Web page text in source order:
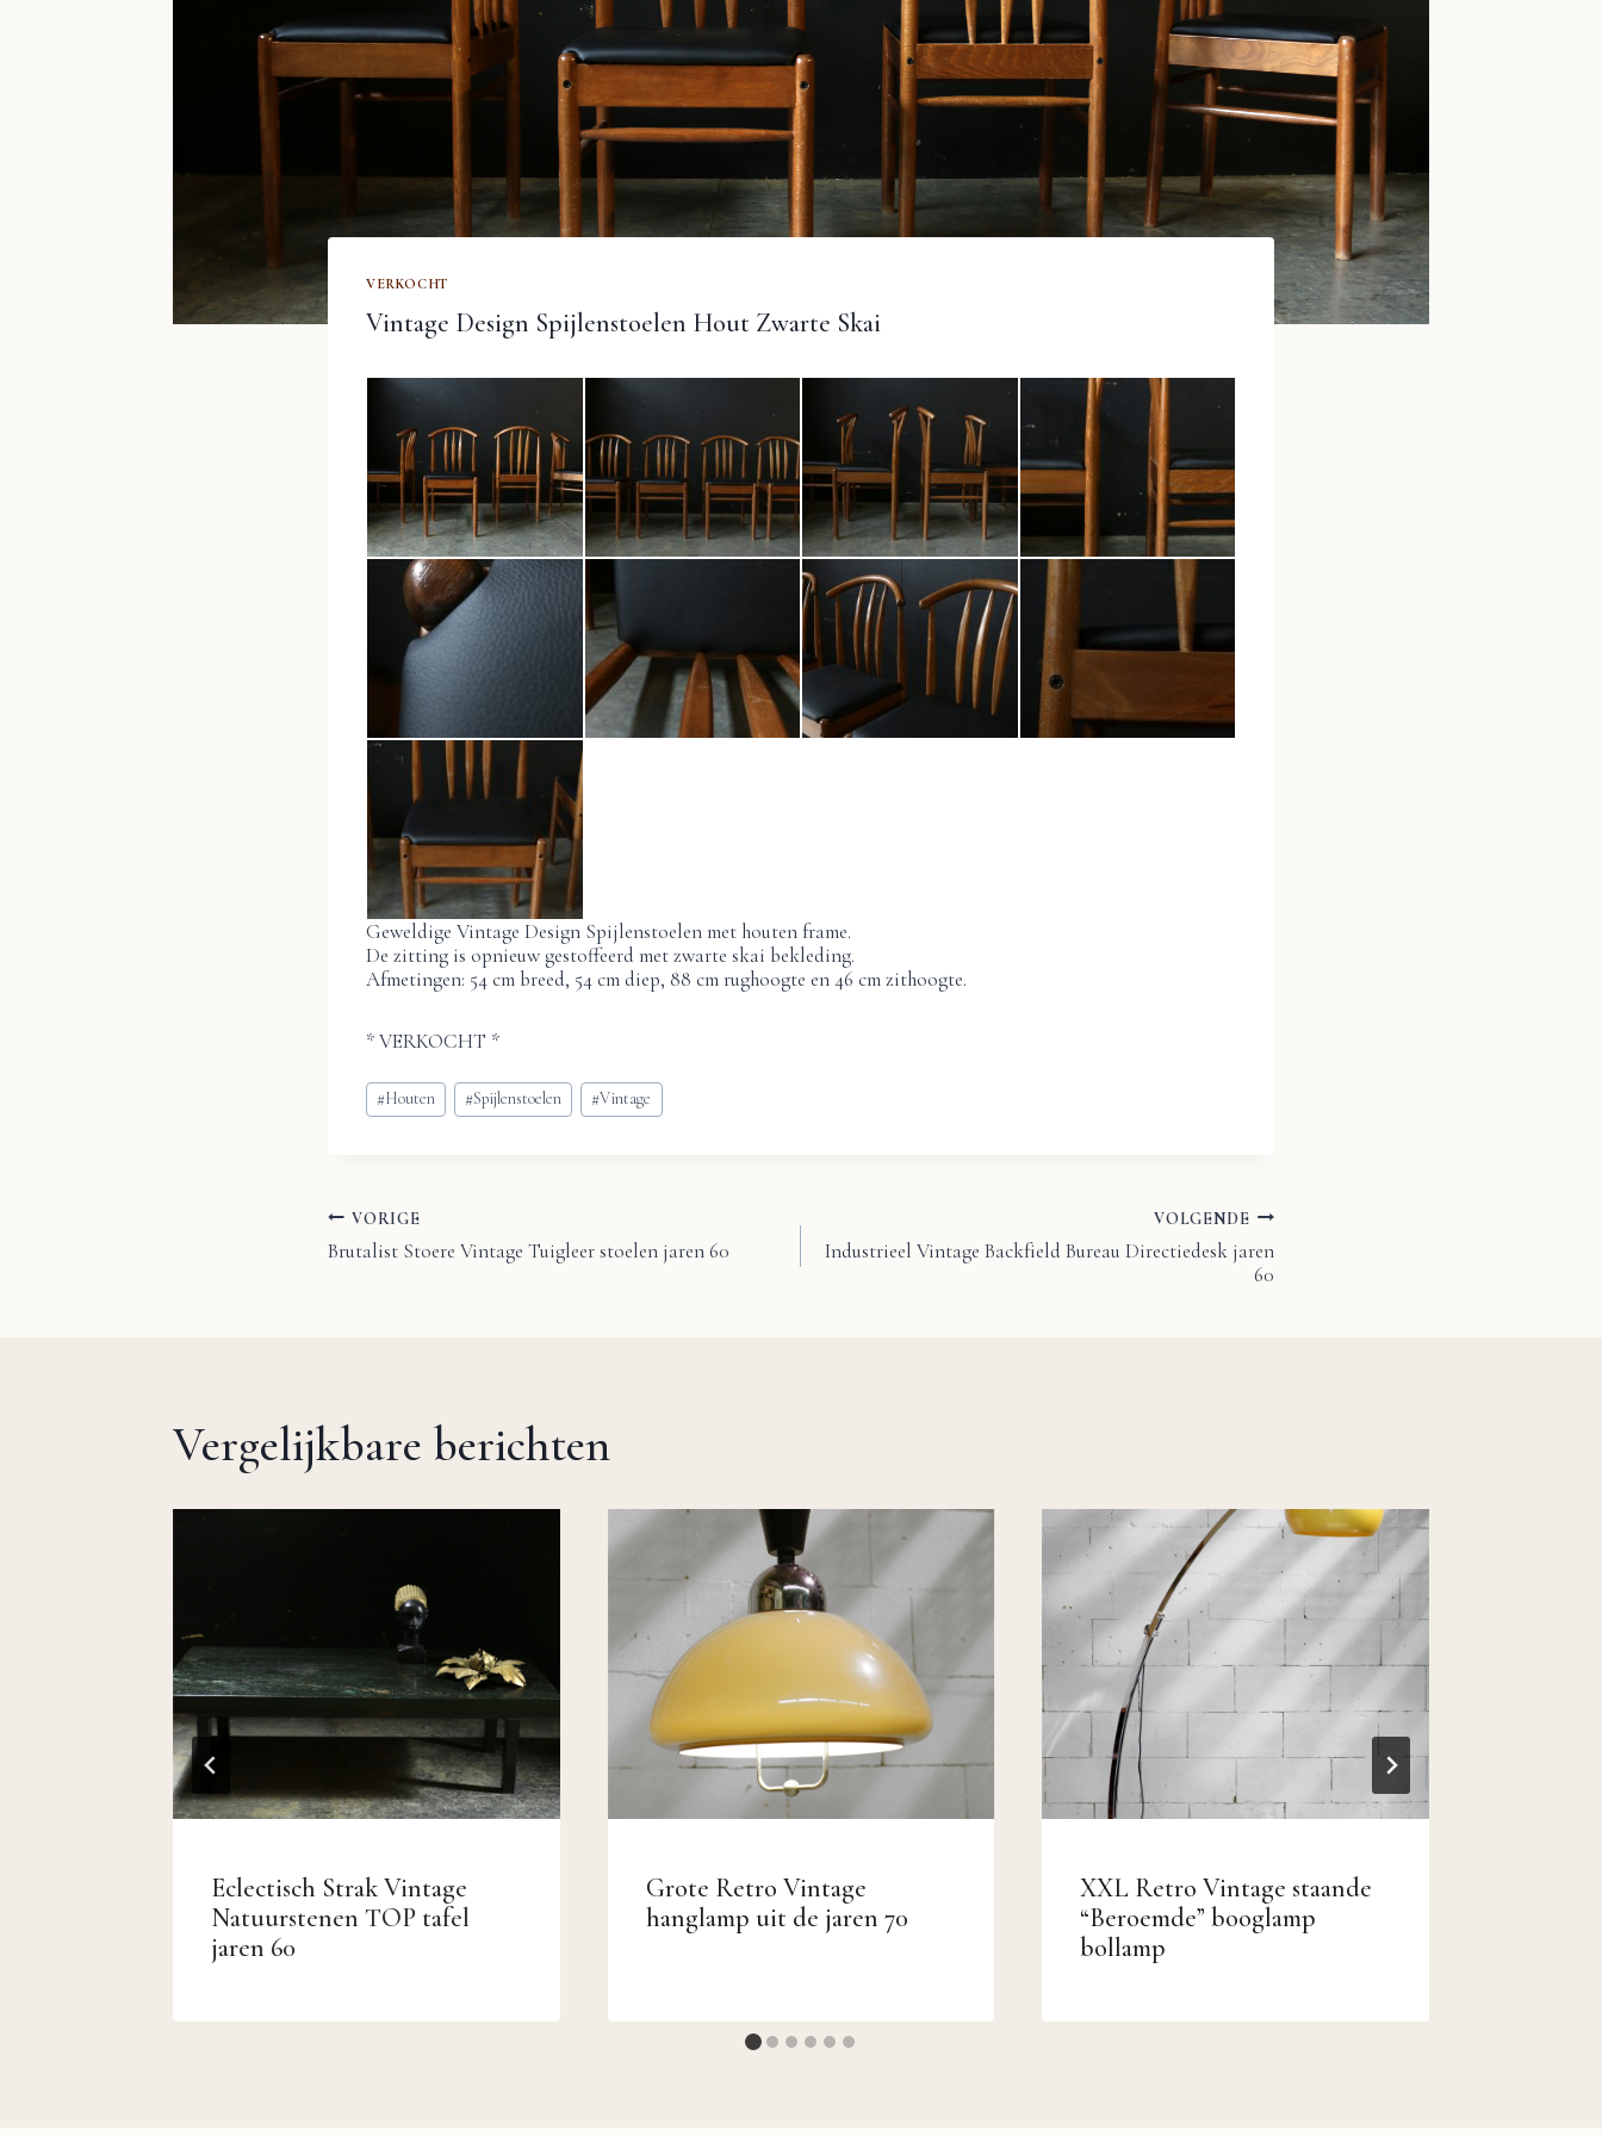
VERKOCHT
Vintage Design Spijlenstoelen Hout Zwarte Skai
Geweldige Vintage Design Spijlenstoelen met houten frame.
De zitting is opnieuw gestoffeerd met zwarte skai bekleding.
Afmetingen: 54 cm breed, 54 cm diep, 88 cm rughoogte en 46 cm zithoogte.
* VERKOCHT *
Bericht
tags:
#Houten #Spijlenstoelen #Vintage
Bericht
VORIGE
Brutalist Stoere Vintage Tuigleer stoelen jaren 60
VOLGENDE
Industrieel Vintage Backfield Bureau Directiedesk jaren
60
Vergelijkbare berichten
Eclectisch Strak Vintage
Natuurstenen TOP tafel
jaren 60
Grote Retro Vintage
hanglamp uit de jaren 70
XXL Retro Vintage staande
“Beroemde” booglamp
bollamp